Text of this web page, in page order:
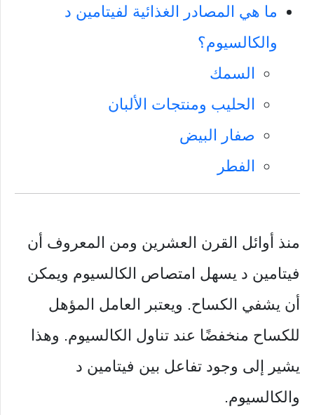
ما هي المصادر الغذائية لفيتامين د
والكالسيوم؟
السمك
الحليب ومنتجات الألبان
صفار البيض
الفطر
منذ أوائل القرن العشرين ومن المعروف أن
فيتامين د يسهل امتصاص الكالسيوم ويمكن
أن يشفي الكساح. ويعتبر العامل المؤهل
للكساح منخفضًا عند تناول الكالسيوم. وهذا
يشير إلى وجود تفاعل بين فيتامين د
والكالسيوم.